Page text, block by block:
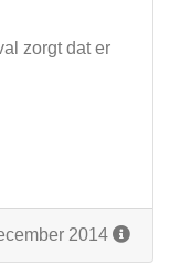
zorgt dat er
2014